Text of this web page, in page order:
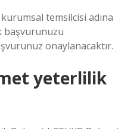
temsilcisi adına
başvurunuzu
onaylanacaktır.
yeterlilik